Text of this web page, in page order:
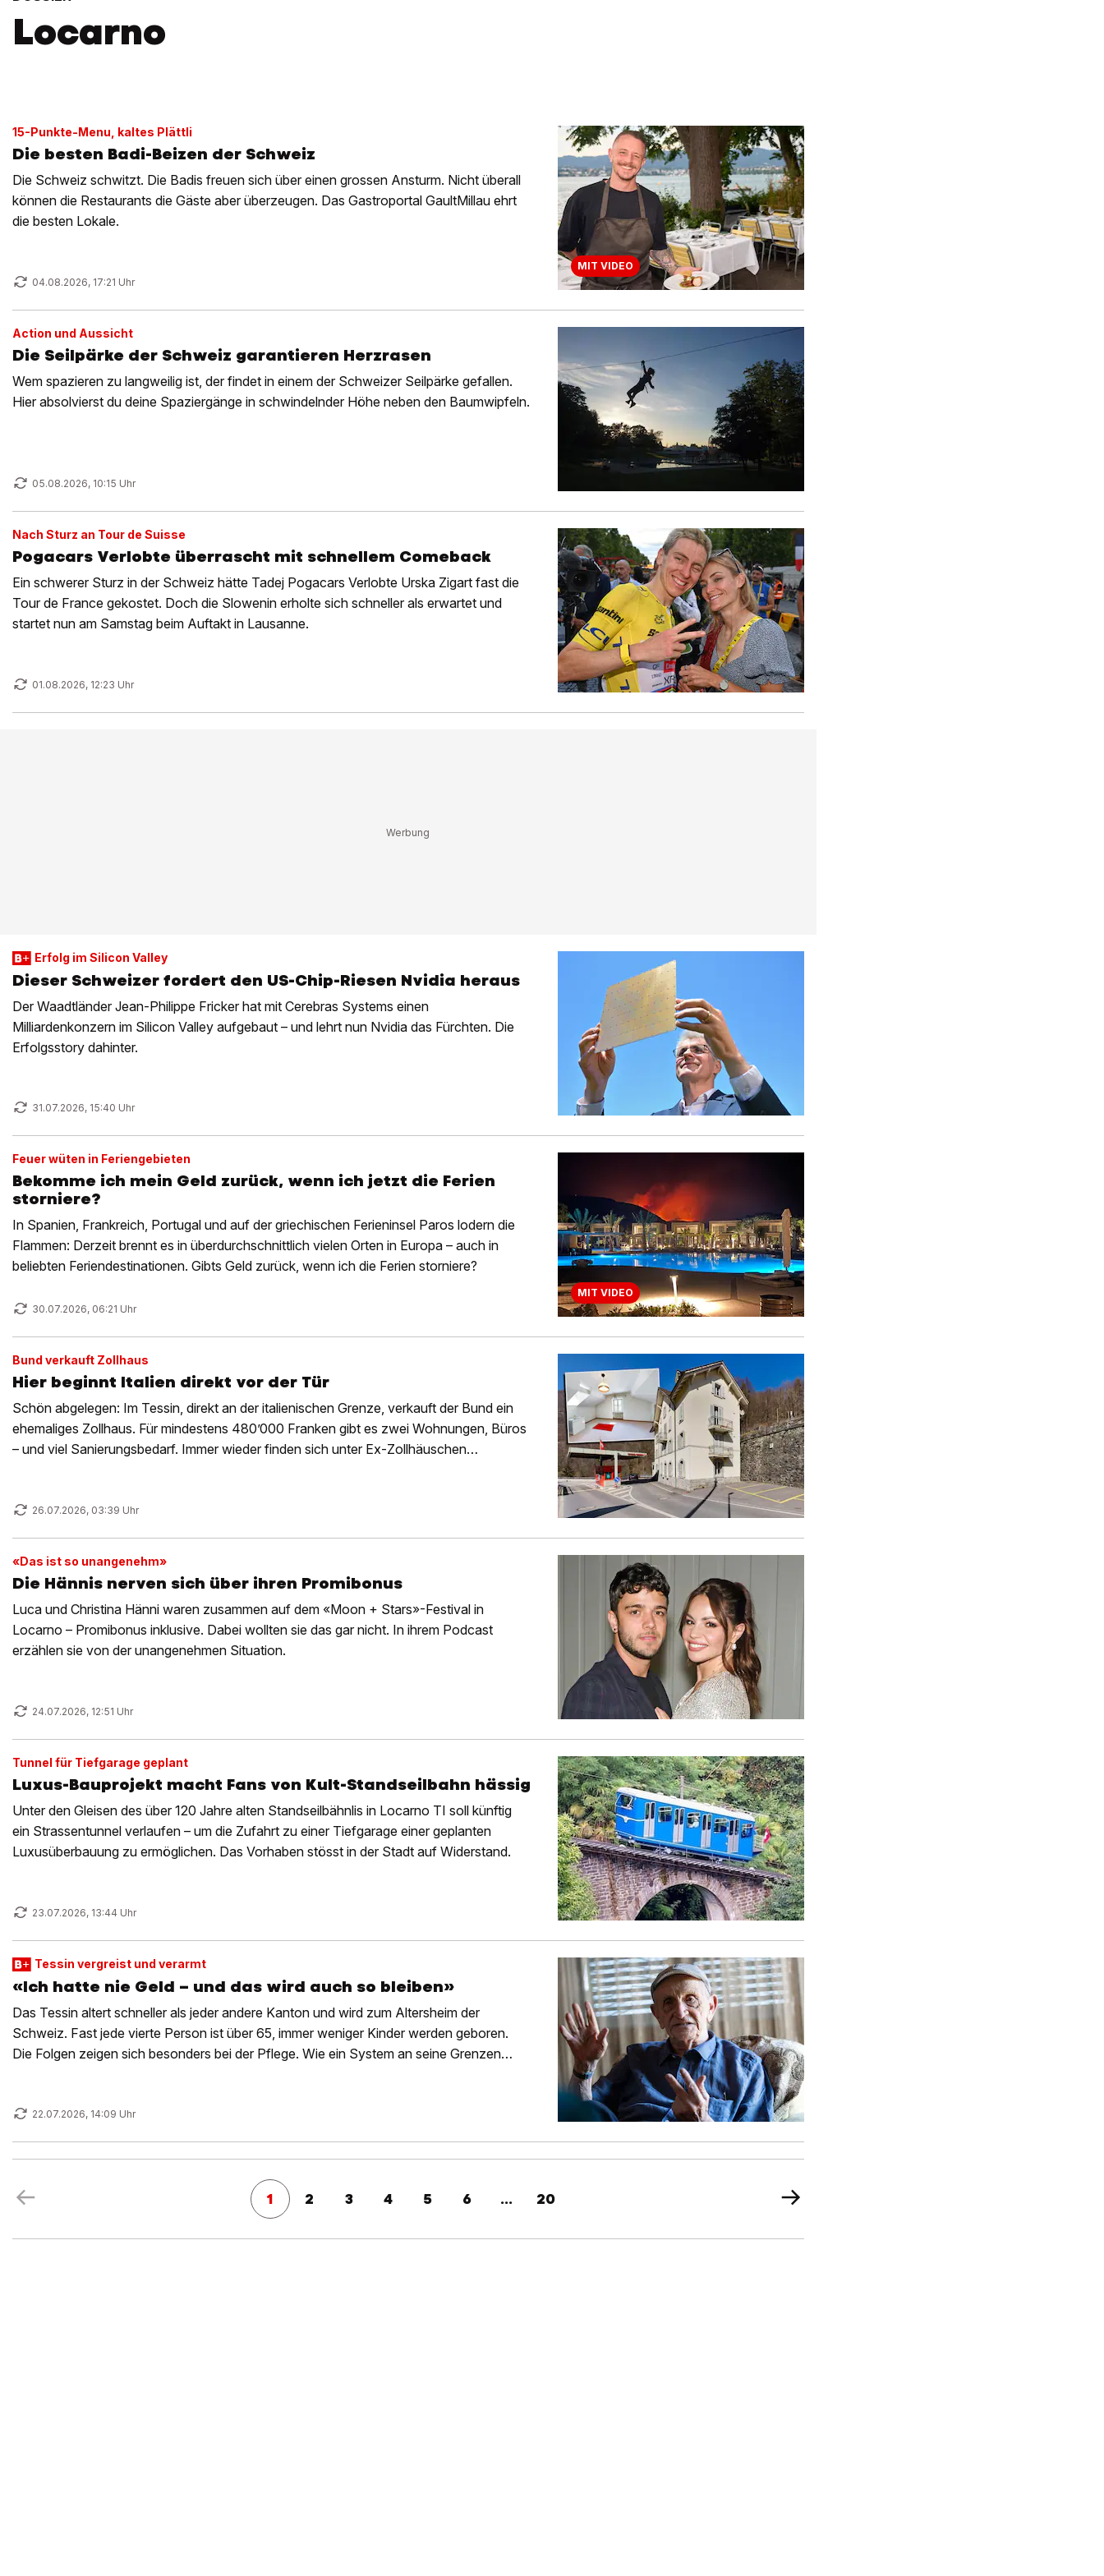
Locarno
15-Punkte-Menu, kaltes Plättli
Die besten Badi-Beizen der Schweiz
Die Schweiz schwitzt. Die Badis freuen sich über einen grossen Ansturm. Nicht überall
können die Restaurants die Gäste aber überzeugen. Das Gastroportal GaultMillau ehrt
die besten Lokale.
04.08.2026, 17:21 Uhr
MIT VIDEO
Action und Aussicht
Die Seilpärke der Schweiz garantieren Herzrasen
Wem spazieren zu langweilig ist, der findet in einem der Schweizer Seilpärke gefallen.
Hier absolvierst du deine Spaziergänge in schwindelnder Höhe neben den Baumwipfeln.
05.08.2026, 10:15 Uhr
Nach Sturz an Tour de Suisse
Pogacars Verlobte überrascht mit schnellem Comeback
Ein schwerer Sturz in der Schweiz hätte Tadej Pogacars Verlobte Urska Zigart fast die
Tour de France gekostet. Doch die Slowenin erholte sich schneller als erwartet und
startet nun am Samstag beim Auftakt in Lausanne.
01.08.2026, 12:23 Uhr
Erfolg im Silicon Valley
Dieser Schweizer fordert den US-Chip-Riesen Nvidia heraus
Der Waadtländer Jean-Philippe Fricker hat mit Cerebras Systems einen
Milliardenkonzern im Silicon Valley aufgebaut – und lehrt nun Nvidia das Fürchten. Die
Erfolgsstory dahinter.
31.07.2026, 15:40 Uhr
Feuer wüten in Feriengebieten
Bekomme ich mein Geld zurück, wenn ich jetzt die Ferien
storniere?
In Spanien, Frankreich, Portugal und auf der griechischen Ferieninsel Paros lodern die
Flammen: Derzeit brennt es in überdurchschnittlich vielen Orten in Europa – auch in
beliebten Feriendestinationen. Gibts Geld zurück, wenn ich die Ferien storniere?
30.07.2026, 06:21 Uhr
MIT VIDEO
Bund verkauft Zollhaus
Hier beginnt Italien direkt vor der Tür
Schön abgelegen: Im Tessin, direkt an der italienischen Grenze, verkauft der Bund ein
ehemaliges Zollhaus. Für mindestens 480’000 Franken gibt es zwei Wohnungen, Büros
– und viel Sanierungsbedarf. Immer wieder finden sich unter Ex-Zollhäuschen
26.07.2026, 03:39 Uhr
«Das ist so unangenehm»
Die Hännis nerven sich über ihren Promibonus
Luca und Christina Hänni waren zusammen auf dem «Moon + Stars»-Festival in
Locarno – Promibonus inklusive. Dabei wollten sie das gar nicht. In ihrem Podcast
erzählen sie von der unangenehmen Situation.
24.07.2026, 12:51 Uhr
Tunnel für Tiefgarage geplant
Luxus-Bauprojekt macht Fans von Kult-Standseilbahn hässig
Unter den Gleisen des über 120 Jahre alten Standseilbähnlis in Locarno TI soll künftig
ein Strassentunnel verlaufen – um die Zufahrt zu einer Tiefgarage einer geplanten
Luxusüberbauung zu ermöglichen. Das Vorhaben stösst in der Stadt auf Widerstand.
23.07.2026, 13:44 Uhr
Tessin vergreist und verarmt
«Ich hatte nie Geld – und das wird auch so bleiben»
Das Tessin altert schneller als jeder andere Kanton und wird zum Altersheim der
Schweiz. Fast jede vierte Person ist über 65, immer weniger Kinder werden geboren.
Die Folgen zeigen sich besonders bei der Pflege. Wie ein System an seine Grenzen
22.07.2026, 14:09 Uhr
1 2 3 4 5 6 ... 20